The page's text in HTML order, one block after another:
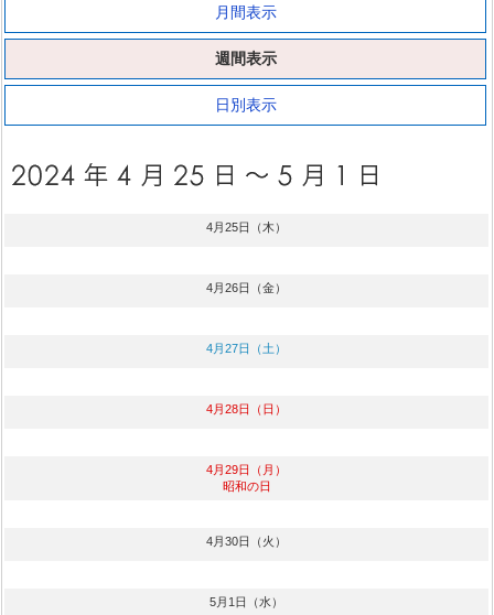
月間表示
週間表示
日別表示
4月25日（木）
4月26日（金）
4月27日（土）
4月28日（日）
4月29日（月）
昭和の日
4月30日（火）
5月1日（水）